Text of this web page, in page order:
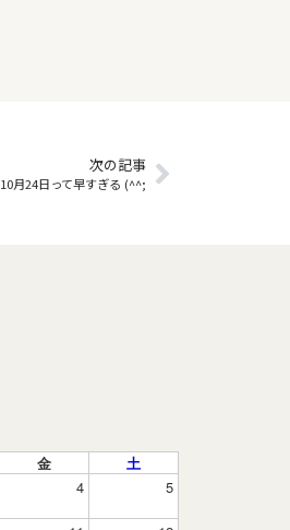
次の記事
10月24日って早すぎる (^^;
金
土
4 5